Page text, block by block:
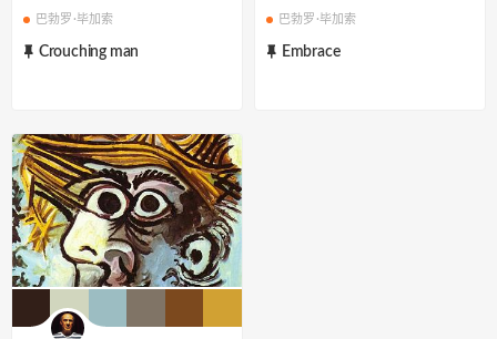
巴勃罗·毕加索
Crouching man
巴勃罗·毕加索
Embrace